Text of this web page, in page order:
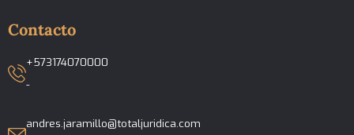
Contacto
+573174070000
-
andres.jaramillo@totaljuridica.com